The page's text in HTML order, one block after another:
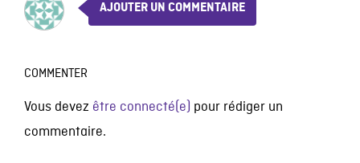
AJOUTER UN COMMENTAIRE
COMMENTER
Vous devez être connecté(e) pour rédiger un
commentaire.